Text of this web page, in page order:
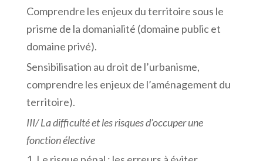
Comprendre les enjeux du territoire sous le
prisme de la domanialité (domaine public et
domaine privé).
Sensibilisation au droit de l’urbanisme,
comprendre les enjeux de l’aménagement du
territoire).
III/Ladifficultéetlesrisquesd’occuperune
fonctionélective